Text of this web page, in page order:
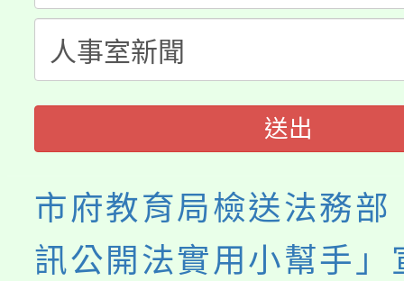
代理(課)教師甄選結果(
轉知中國文化大學推廣
《TA101》溝通分析基
程，歡迎學生輔導中心
系所師生報名參加。
送出
市府教育局檢送法務部
訊公開法實用小幫手」